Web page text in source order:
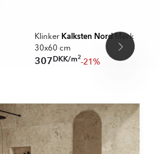
Klinker Kalksten Nord Mørk Beige
30x60 cm
307DKK/m2-21%